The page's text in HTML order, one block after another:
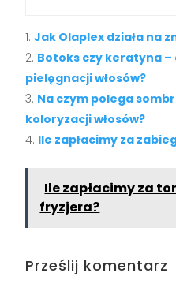
Jak Olaplex działa na
Botoks czy keratyna
pielęgnacji włosów?
Na czym polega
koloryzacji włosów?
Ile zapłacimy za
Ile zapłacimy za
fryzjera?
Prześlij komentarz